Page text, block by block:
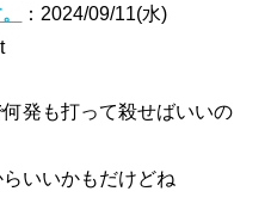
：2024/09/11(水)
発も打って殺せばいいの
いいかもだけどね